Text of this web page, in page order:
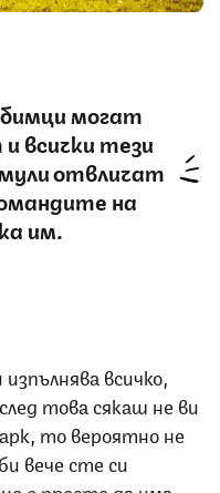
могат
всички тези
отвличат
на
им.
всичко,
това сякаш не ви
то вероятно не
вече сте си